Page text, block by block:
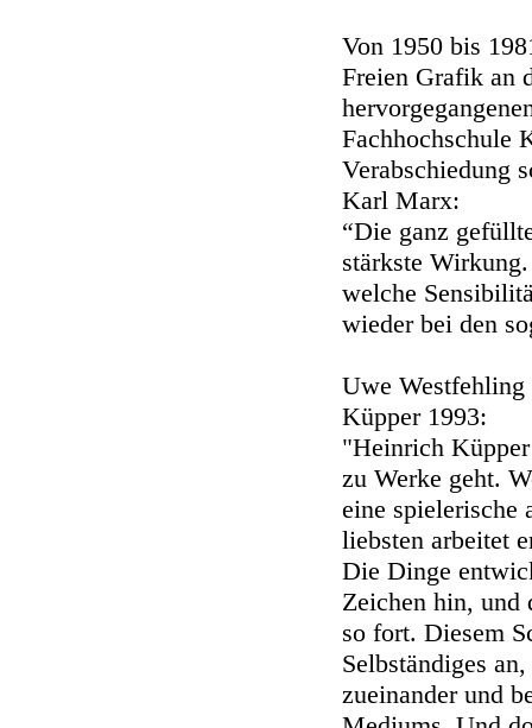
Von 1950 bis
Freien Grafik an
Fachhochschule
Verabschiedung
Karl Marx:
“Die ganz
stärkste
welche
wieder bei den
Uwe Westfehling
Küpper 1993:
"Heinrich
zu Werke geht.
eine spielerische
liebsten arbeitet
Die Dinge
Zeichen hin, und
so fort. Diesem
Selbständiges
zueinander und